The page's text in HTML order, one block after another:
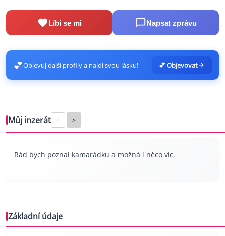
Líbí se mi Napsat zprávu
💕Objevuj další profily a najdi svou lásku! 💕 Objevovat
Můj inzerát < >
Rád bych poznal kamarádku a možná i něco víc.
Základní údaje